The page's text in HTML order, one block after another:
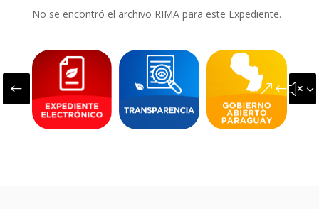
No se encontró el archivo RIMA para este Expediente.
#